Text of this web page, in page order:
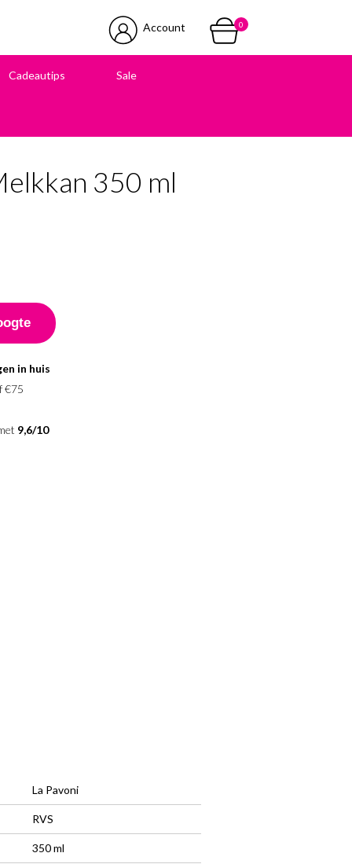
Account 0
Cadeautips Sale
350 ml
in huis
€75
9,6/10
La Pavoni
RVS
350 ml